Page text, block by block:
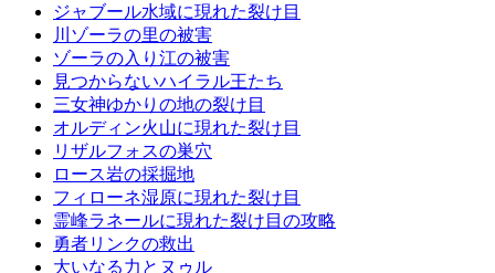
ジャブール水域に現れた裂け目
川ゾーラの里の被害
ゾーラの入り江の被害
見つからないハイラル王たち
三女神ゆかりの地の裂け目
オルディン火山に現れた裂け目
リザルフォスの巣穴
ロース岩の採掘地
フィローネ湿原に現れた裂け目
霊峰ラネールに現れた裂け目の攻略
勇者リンクの救出
大いなる力とヌゥル